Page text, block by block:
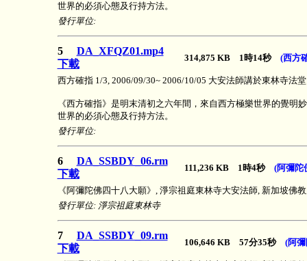
世界的必須心態及行持方法。
發行單位:
5 DA_XFQZ01.mp4
下載
314,875 KB 1時14秒 (西方
西方確指 1/3, 2006/09/30~ 2006/10/05 大安法師講於東林寺法
《西方確指》是明末清初之六年間，來自西方極樂世界的覺
世界的必須心態及行持方法。
發行單位:
6 DA_SSBDY_06.rm
下載
111,236 KB 1時4秒 (阿彌陀
《阿彌陀佛四十八大願》, 淨宗祖庭東林寺大安法師, 新加坡佛
發行單位: 淨宗祖庭東林寺
7 DA_SSBDY_09.rm
下載
106,646 KB 57分35秒 (阿